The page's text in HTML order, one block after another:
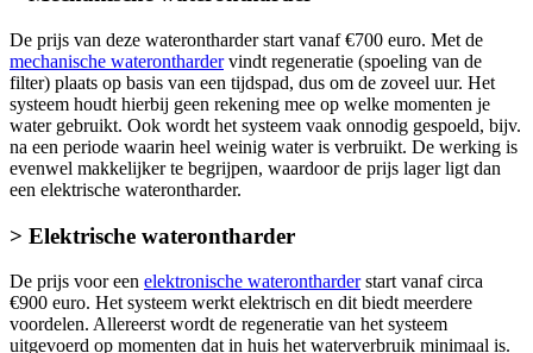
De prijs van deze waterontharder start vanaf €700 euro. Met de
mechanische wateronthardervindt regeneratie (spoeling van de
filter) plaats op basis van een tijdspad, dus om de zoveel uur. Het
systeem houdt hierbij geen rekening mee op welke momenten je
water gebruikt. Ook wordt het systeem vaak onnodig gespoeld, bijv.
na een periode waarin heel weinig water is verbruikt. De werking is
evenwel makkelijker te begrijpen, waardoor de prijs lager ligt dan
een elektrische waterontharder.
> Elektrische waterontharder
De prijs voor een elektronische waterontharderstart vanaf circa
€900 euro. Het systeem werkt elektrisch en dit biedt meerdere
voordelen. Allereerst wordt de regeneratie van het systeem
uitgevoerd op momenten dat in huis het waterverbruik minimaal is.